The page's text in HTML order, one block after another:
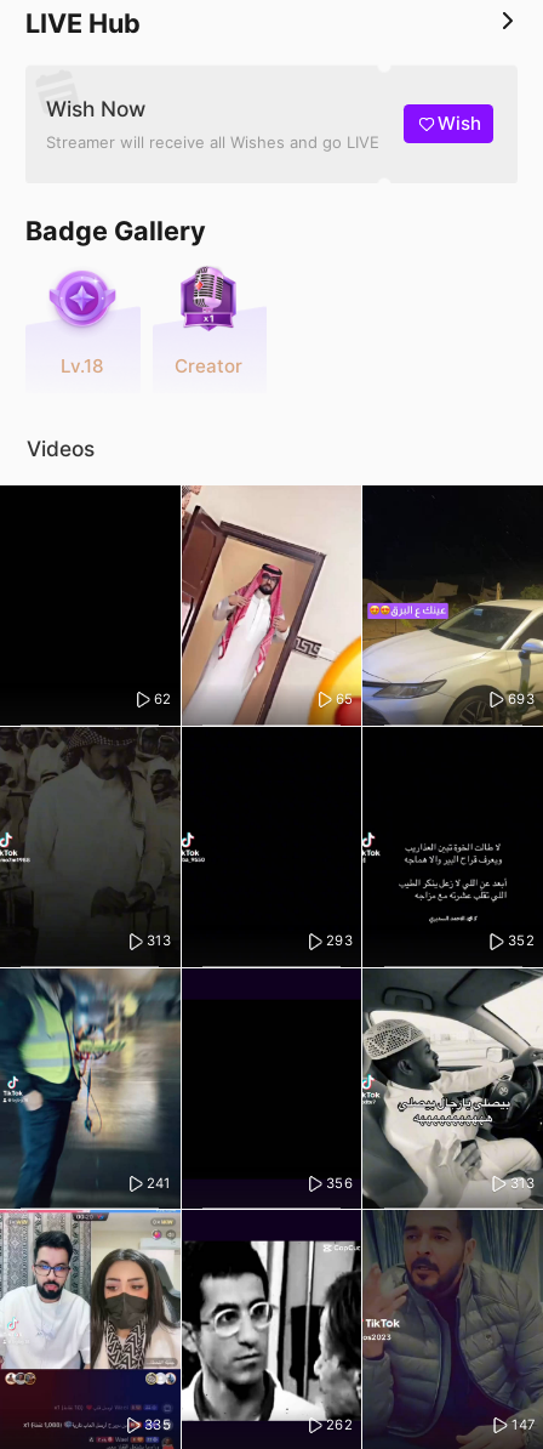
LIVE Hub
Wish Now
Streamer will receive all Wishes and go LIVE
Wish
Badge Gallery
Lv.18 Creator
Videos
62 65 693
313 293 352
241 356 313
335 262 147